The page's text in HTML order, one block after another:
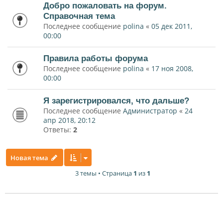
Добро пожаловать на форум.
Справочная тема
Последнее сообщение polina « 05 дек 2011,
00:00
Правила работы форума
Последнее сообщение polina « 17 ноя 2008,
00:00
Я зарегистрировался, что дальше?
Последнее сообщение Администратор « 24
апр 2018, 20:12
Ответы: 2
Новая тема
3 темы • Страница 1 из 1